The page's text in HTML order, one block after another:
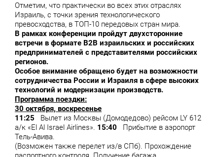
Отметим, что практически во всех этих отраслях
Израиль, с точки зрения технологического
превосходства, в ТОП-10 передовых стран мира.
В рамках конференции пройдут двухсторонние
встречи в формате B2B израильских и российских
предпринимателей с представителями российских
регионов.
Особое внимание обращено будет на возможности
сотрудничества России и Израиля в сфере высоких
технологий и модернизации производств.
Программа поездки:
30 октября, воскресенье
11:25 Вылет из Москвы (Домодедово) рейсом LY 612
а/к «El Al Israel Airlines». 15:40 Прибытие в аэропорт
Тель-Авива.
(Возможен также перелет из/в СПб). Прохождение